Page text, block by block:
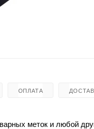
ОПЛАТА
меток и любой